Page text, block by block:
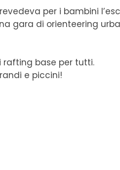
per i bambini
gara di orienteering
rafting base per tutti.
e piccini!